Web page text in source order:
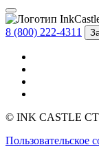
8 (800) 222-4311
© INK CASTLE
Пользовательское